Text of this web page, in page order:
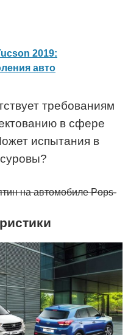
2019:
авто
требованиям
в сфере
испытания в
на автомобиле Pops-